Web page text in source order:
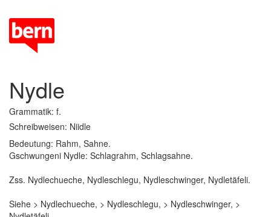
Nydle
Grammatik: f.
Schreibweisen: Niidle
Bedeutung: Rahm, Sahne.
Gschwungeni Nydle: Schlagrahm, Schlagsahne.
Zss. Nydlechueche, Nydleschlegu, Nydleschwinger, Nydletäfeli.
Siehe > Nydlechueche, > Nydleschlegu, > Nydleschwinger, >